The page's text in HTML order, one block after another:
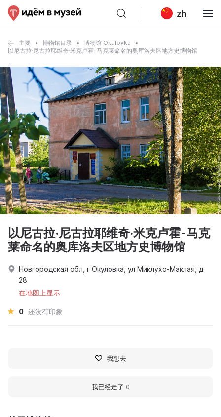
zh
主要 博物馆目录
博物馆 Okulovka
以尼古拉·尼古拉耶维奇·米克卢霍-马克莱命名的奥库洛夫区地方史博物馆
以尼古拉·尼古拉耶维奇·米克卢霍-马克
莱命名的奥库洛夫区地方史博物馆
Новгородская обл, г Окуловка, ул Миклухо-Маклая, д
28
在地图上显示
0 还没有印象
我想去
我已经走了 0